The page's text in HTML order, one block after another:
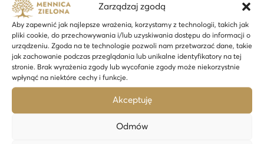
Zarządzaj zgodą
Aby zapewnić jak najlepsze wrażenia, korzystamy z technologii, takich jak
pliki cookie, do przechowywania i/lub uzyskiwania dostępu do informacji o
urządzeniu. Zgoda na te technologie pozwoli nam przetwarzać dane, takie
jak zachowanie podczas przeglądania lub unikalne identyfikatory na tej
stronie. Brak wyrażenia zgody lub wycofanie zgody może niekorzystnie
wpłynąć na niektóre cechy i funkcje.
Akceptuję
Odmów